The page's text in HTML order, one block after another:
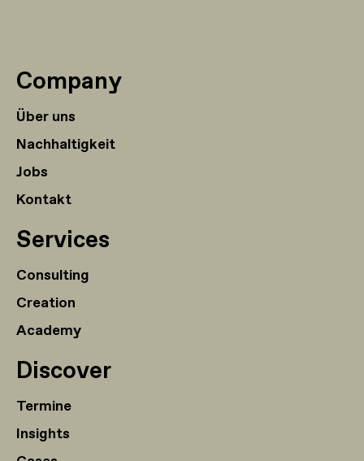
Company
Über uns
Nachhaltigkeit
Jobs
Kontakt
Services
Consulting
Creation
Academy
Discover
Termine
Insights